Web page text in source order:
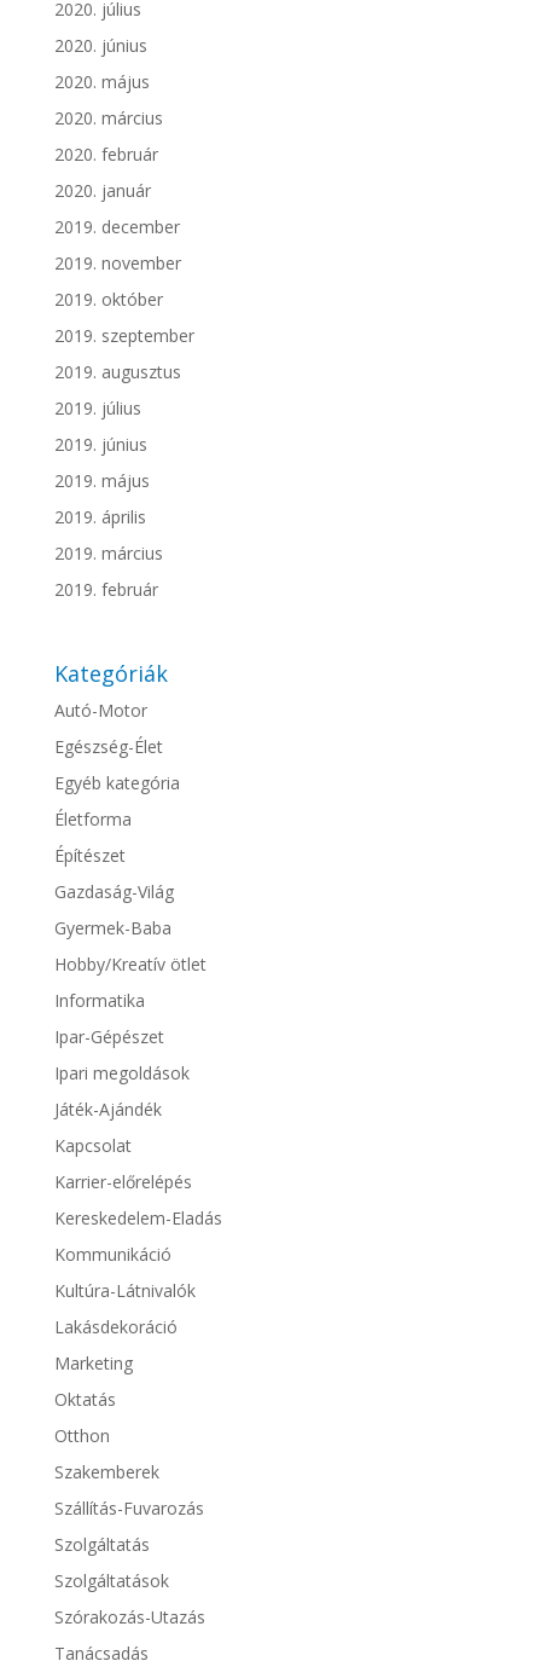
2020. július
2020. június
2020. május
2020. március
2020. február
2020. január
2019. december
2019. november
2019. október
2019. szeptember
2019. augusztus
2019. július
2019. június
2019. május
2019. április
2019. március
2019. február
Kategóriák
Autó-Motor
Egészség-Élet
Egyéb kategória
Életforma
Építészet
Gazdaság-Világ
Gyermek-Baba
Hobby/Kreatív ötlet
Informatika
Ipar-Gépészet
Ipari megoldások
Játék-Ajándék
Kapcsolat
Karrier-előrelépés
Kereskedelem-Eladás
Kommunikáció
Kultúra-Látnivalók
Lakásdekoráció
Marketing
Oktatás
Otthon
Szakemberek
Szállítás-Fuvarozás
Szolgáltatás
Szolgáltatások
Szórakozás-Utazás
Tanácsadás